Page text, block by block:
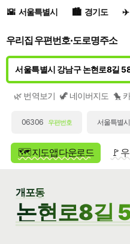
서울특별시 경기도
우리집 우편번호·도로명주소
🌿 번역보기 🦖 네이버지도 🐤
06306 우편번호 서울특별
🗺️ 지도앱 다운로드 🚩
개포동
논현로8길